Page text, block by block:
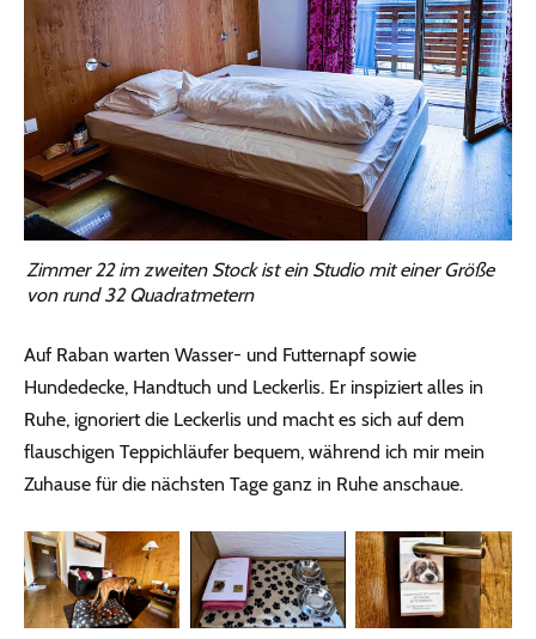
Zimmer 22 im zweiten Stock ist ein Studio mit einer Größe
von rund 32 Quadratmetern
Auf Raban warten Wasser- und Futternapf sowie
Hundedecke, Handtuch und Leckerlis. Er inspiziert alles in
Ruhe, ignoriert die Leckerlis und macht es sich auf dem
flauschigen Teppichläufer bequem, während ich mir mein
Zuhause für die nächsten Tage ganz in Ruhe anschaue.